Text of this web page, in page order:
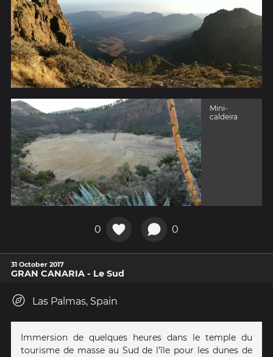
Mini-
caldeira
0 0
31 October 2017
GRAN CANARIA - Le Sud
Las Palmas, Spain
Immersion de quelques heures dans le temple du
tourisme de masse au Sud de l’île pour les dunes de